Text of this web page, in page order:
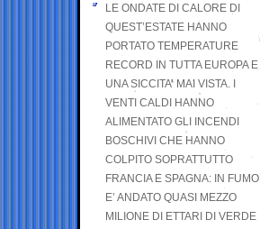
LE ONDATE DI CALORE DI
QUEST’ESTATE HANNO
PORTATO TEMPERATURE
RECORD IN TUTTA EUROPA E
UNA SICCITA’ MAI VISTA. I
VENTI CALDI HANNO
ALIMENTATO GLI INCENDI
BOSCHIVI CHE HANNO
COLPITO SOPRATTUTTO
FRANCIA E SPAGNA: IN FUMO
E’ ANDATO QUASI MEZZO
MILIONE DI ETTARI DI VERDE